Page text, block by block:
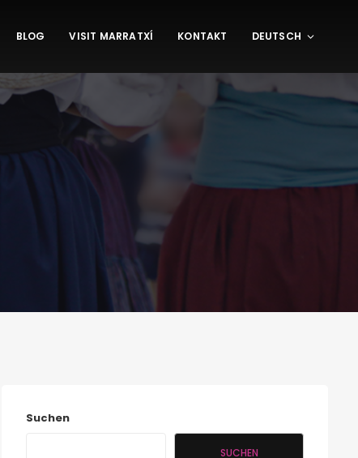
BLOG VISIT MARRATXÍ KONTAKT DEUTSCH
Suchen
SUCHEN